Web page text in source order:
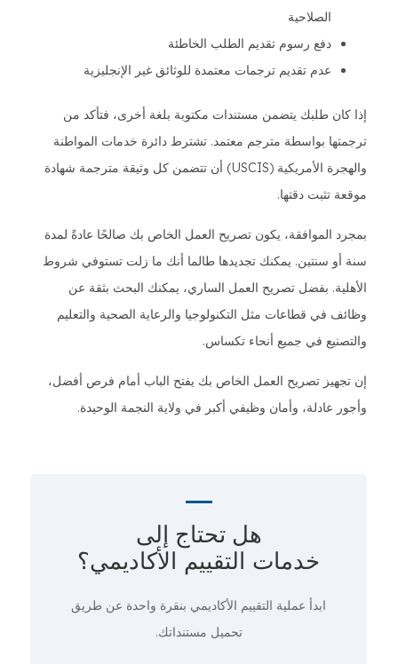
الصلاحية
دفع رسوم تقديم الطلب الخاطئة
عدم تقديم ترجمات معتمدة للوثائق غير الإنجليزية
إذا كان طلبك يتضمن مستندات مكتوبة بلغة أخرى، فتأكد من
ترجمتها بواسطة مترجم معتمد. تشترط دائرة خدمات المواطنة
والهجرة الأمريكية (USCIS) أن تتضمن كل وثيقة مترجمة شهادة
موقعة تثبت دقتها.
بمجرد الموافقة، يكون تصريح العمل الخاص بك صالحًا عادةً لمدة
سنة أو سنتين. يمكنك تجديدها طالما أنك ما زلت تستوفي شروط
الأهلية. بفضل تصريح العمل الساري، يمكنك البحث بثقة عن
وظائف في قطاعات مثل التكنولوجيا والرعاية الصحية والتعليم
والتصنيع في جميع أنحاء تكساس.
إن تجهيز تصريح العمل الخاص بك يفتح الباب أمام فرص أفضل،
وأجور عادلة، وأمان وظيفي أكبر في ولاية النجمة الوحيدة.
هل تحتاج إلى
خدمات التقييم الأكاديمي؟
ابدأ عملية التقييم الأكاديمي بنقرة واحدة عن طريق
تحميل مستنداتك.